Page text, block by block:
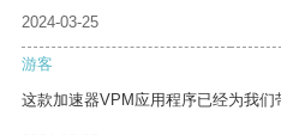
2024-03-25
游客
这款加速器VPM应用程序已经为我们